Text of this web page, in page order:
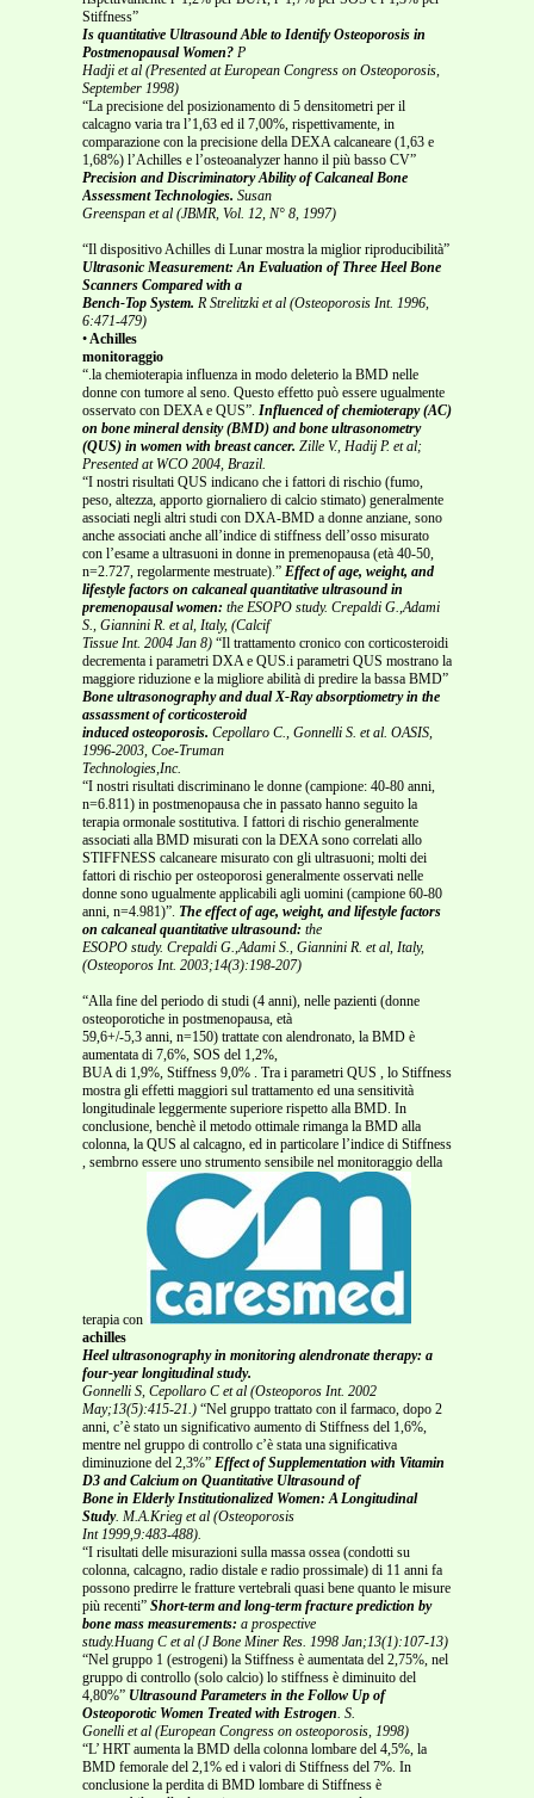
Stiffness”
Is quantitative Ultrasound Able to Identify Osteoporosis in
Postmenopausal Women? P
Hadji et al (Presented at European Congress on Osteoporosis,
September 1998)
“La precisione del posizionamento di 5 densitometri per il
calcagno varia tra l’1,63 ed il 7,00%, rispettivamente, in
comparazione con la precisione della DEXA calcaneare (1,63 e
1,68%) l’Achilles e l’osteoanalyzer hanno il più basso CV”
Precision and Discriminatory Ability of Calcaneal Bone
Assessment Technologies. Susan
Greenspan et al (JBMR, Vol. 12, N° 8, 1997)
“Il dispositivo Achilles di Lunar mostra la miglior riproducibilità”
Ultrasonic Measurement: An Evaluation of Three Heel Bone
Scanners Compared with a
Bench-Top System. R Strelitzki et al (Osteoporosis Int. 1996,
6:471-479)
•Achilles
monitoraggio
“.la chemioterapia influenza in modo deleterio la BMD nelle
donne con tumore al seno. Questo effetto può essere ugualmente
osservato con DEXA e QUS”. Influenced of chemioterapy (AC)
on bone mineral density (BMD) and bone ultrasonometry
(QUS) in women with breast cancer. Zille V., Hadij P. et al;
Presented at WCO 2004, Brazil.
“I nostri risultati QUS indicano che i fattori di rischio (fumo,
peso, altezza, apporto giornaliero di calcio stimato) generalmente
associati negli altri studi con DXA-BMD a donne anziane, sono
anche associati anche all’indice di stiffness dell’osso misurato
con l’esame a ultrasuoni in donne in premenopausa (età 40-50,
n=2.727, regolarmente mestruate).” Effect of age, weight, and
lifestyle factors on calcaneal quantitative ultrasound in
premenopausal women: the ESOPO study. Crepaldi G.,Adami
S., Giannini R. et al, Italy, (Calcif
Tissue Int. 2004 Jan 8) “Il trattamento cronico con corticosteroidi
decrementa i parametri DXA e QUS.i parametri QUS mostrano la
maggiore riduzione e la migliore abilità di predire la bassa BMD”
Bone ultrasonography and dual X-Ray absorptiometry in the
assassment of corticosteroid
induced osteoporosis. Cepollaro C., Gonnelli S. et al. OASIS,
1996-2003, Coe-Truman
Technologies,Inc.
“I nostri risultati discriminano le donne (campione: 40-80 anni,
n=6.811) in postmenopausa che in passato hanno seguito la
terapia ormonale sostitutiva. I fattori di rischio generalmente
associati alla BMD misurati con la DEXA sono correlati allo
STIFFNESS calcaneare misurato con gli ultrasuoni; molti dei
fattori di rischio per osteoporosi generalmente osservati nelle
donne sono ugualmente applicabili agli uomini (campione 60-80
anni, n=4.981)”. The effect of age, weight, and lifestyle factors
on calcaneal quantitative ultrasound: the
ESOPO study. Crepaldi G.,Adami S., Giannini R. et al, Italy,
(Osteoporos Int. 2003;14(3):198-207)
“Alla fine del periodo di studi (4 anni), nelle pazienti (donne
osteoporotiche in postmenopausa, età
59,6+/-5,3 anni, n=150) trattate con alendronato, la BMD è
aumentata di 7,6%, SOS del 1,2%,
BUA di 1,9%, Stiffness 9,0% . Tra i parametri QUS , lo Stiffness
mostra gli effetti maggiori sul trattamento ed una sensitività
longitudinale leggermente superiore rispetto alla BMD. In
conclusione, benchè il metodo ottimale rimanga la BMD alla
colonna, la QUS al calcagno, ed in particolare l’indice di Stiffness
, sembrno essere uno strumento sensibile nel monitoraggio della
terapia con
achilles
Heel ultrasonography in monitoring alendronate therapy: a
four-year longitudinal study.
Gonnelli S, Cepollaro C et al (Osteoporos Int. 2002
May;13(5):415-21.) “Nel gruppo trattato con il farmaco, dopo 2
anni, c’è stato un significativo aumento di Stiffness del 1,6%,
mentre nel gruppo di controllo c’è stata una significativa
diminuzione del 2,3%” Effect of Supplementation with Vitamin
D3 and Calcium on Quantitative Ultrasound of
Bone in Elderly Institutionalized Women: A Longitudinal
Study. M.A.Krieg et al (Osteoporosis
Int 1999,9:483-488).
“I risultati delle misurazioni sulla massa ossea (condotti su
colonna, calcagno, radio distale e radio prossimale) di 11 anni fa
possono predirre le fratture vertebrali quasi bene quanto le misure
più recenti” Short-term and long-term fracture prediction by
bone mass measurements: a prospective
study.Huang C et al (J Bone Miner Res. 1998 Jan;13(1):107-13)
“Nel gruppo 1 (estrogeni) la Stiffness è aumentata del 2,75%, nel
gruppo di controllo (solo calcio) lo stiffness è diminuito del
4,80%” Ultrasound Parameters in the Follow Up of
Osteoporotic Women Treated with Estrogen. S.
Gonelli et al (European Congress on osteoporosis, 1998)
“L’ HRT aumenta la BMD della colonna lombare del 4,5%, la
BMD femorale del 2,1% ed i valori di Stiffness del 7%. In
conclusione la perdita di BMD lombare di Stiffness è